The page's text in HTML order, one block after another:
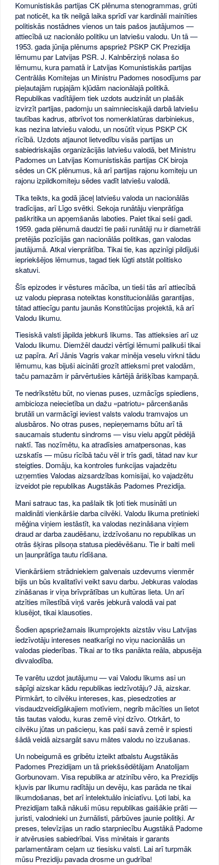
Komunistiskās partijas CK plēnuma stenogrammas, grūti
pat noticēt, ka tik neilgā laika sprīdī var kardināli mainīties
politiskās nostādnes vienos un tais pašos jautājumos —
attiecībā uz nacionālo politiku un latviešu valodu. Un tā —
1953. gada jūnija plēnums apspriež PSKP CK Prezidija
lēmumu par Latvijas PSR. J. Kalnbērziņš nolasa šo
lēmumu, kura pamatā ir Latvijas Komunistiskās partijas
Centrālās Komitejas un Ministru Padomes nosodījums par
pieļautajām rupjajām kļūdām nacionālajā politikā.
Republikas vadītājiem tiek uzdots audzināt un plašāk
izvirzīt partijas, padomju un saimnieciskajā darbā latviešu
tautības kadrus, atbrīvot tos nomenklatūras darbiniekus,
kas nezina latviešu valodu, un nosūtīt viņus PSKP CK
rīcībā. Uzdots atjaunot lietvedību visās partijas un
sabiedriskajās organizācijās latviešu valodā, bet Ministru
Padomes un Latvijas Komunistiskās partijas CK biroja
sēdes un CK plēnumus, kā arī partijas rajonu komiteju un
rajonu izpildkomiteju sēdes vadīt latviešu valodā.
Tika teikts, ka godā jāceļ latviešu valoda un nacionālās
tradīcijas, arī Līgo svētki. Sekoja runātāju vienprātīga
paškritika un apņemšanās laboties. Paiet tikai seši gadi.
1959. gada plēnumā daudzi tie paši runātāji nu ir diametrāli
pretējās pozīcijās gan nacionālās politikas, gan valodas
jautājumā. Atkal vienprātība. Tikai tie, kas apzinīgi pildījuši
iepriekšējos lēmumus, tagad tiek lūgti atstāt politisko
skatuvi.
Šīs epizodes ir vēstures mācība, un tieši tās arī attiecībā
uz valodu pieprasa noteiktas konstitucionālās garantijas,
tātad attiecīgu pantu jaunās Konstitūcijas projektā, kā arī
Valodu likumu.
Tiesiskā valsti jāpilda jebkurš likums. Tas attieksies arī uz
Valodu likumu. Diemžēl daudzi vērtīgi lēmumi palikuši tikai
uz papīra. Arī Jānis Vagris vakar minēja veselu virkni tādu
lēmumu, kas bijuši aicināti grozīt attieksmi pret valodām,
taču pamazām ir pārvērtušies kārtējā ārišķības kampaņā.
Te nedrīkstētu būt, no vienas puses, uzmācīgs spiediens,
ambicioza neiecietība un dažu «patriotu» pārcenšanās
brutāli un varmācīgi ieviest valsts valodu tramvajos un
alusbāros. No otras puses, nepieņemams būtu arī tā
saucamais studentu sindroms — visu vielu apgūt pēdējā
naktī. Tas nozīmētu, ka atradīsies amatpersonas, kas
uzskatīs — mūsu rīcībā taču vēl ir trīs gadi, tātad nav kur
steigties. Domāju, ka kontroles funkcijas vajadzētu
uzņemties Valodas aizsardzības komisijai, ko vajadzētu
izveidot pie republikas Augstākās Padomes Prezidija.
Mani satrauc tas, ka pašlaik tik ļoti tiek musināti un
maldināti vienkāršie darba cilvēki. Valodu likuma pretinieki
mēģina viņiem iestāstīt, ka valodas nezināšana viņiem
draud ar darba zaudēšanu, izdzīvošanu no republikas un
otrās šķiras pilsoņa statusa piedēvēšanu. Tie ir balti meli
un ļaunprātīga tautu rīdīšana.
Vienkāršiem strādniekiem galvenais uzdevums vienmēr
bijis un būs kvalitatīvi veikt savu darbu. Jebkuras valodas
zināšanas ir viņa brīvprātības un kultūras lieta. Un arī
atzīties mīlestībā viņš varēs jebkurā valodā vai pat
klusējot, tikai klausoties.
Šodien apspriežamais likumprojekts aizstāv visu Latvijas
iedzīvotāju intereses neatkarīgi no viņu nacionālās un
valodas piederības. Tikai ar to tiks panākta reāla, abpusēja
divvalodība.
Te varētu uzdot jautājumu — vai Valodu likums asi un
sāpīgi aizskar kādu republikas iedzīvotāju? Jā, aizskar.
Pirmkārt, to cilvēku intereses, kas, piesedzoties ar
visdaudzveidīgākajiem motīviem, negrib mācīties un lietot
tās tautas valodu, kuras zemē viņi dzīvo. Otrkārt, to
cilvēku jūtas un pašcieņu, kas paši savā zemē ir spiesti
šādā veidā aizsargāt savu mātes valodu no izzušanas.
Un nobeigumā es gribētu izteikt atbalstu Augstākās
Padomes Prezidijam un tā priekšsēdētājam Anatolijam
Gorbunovam. Visa republika ar atzinību vēro, ka Prezidijs
kļuvis par likumu radītāju un devēju, kas parāda ne tikai
likumdošanas, bet arī intelektuālo iniciatīvu. Ļoti labi, ka
Prezidijam talkā nākuši mūsu republikas gaišākie prāti —
juristi, valodnieki un žurnālisti, pārbūves jaunie politiķi. Ar
preses, televīzijas un radio starpniecību Augstākā Padome
ir atvērusies sabiedrībai. Viss minētais ir garants
parlamentāram ceļam uz tiesisku valsti. Lai arī turpmāk
mūsu Prezidiju pavada drosme un gudrība!